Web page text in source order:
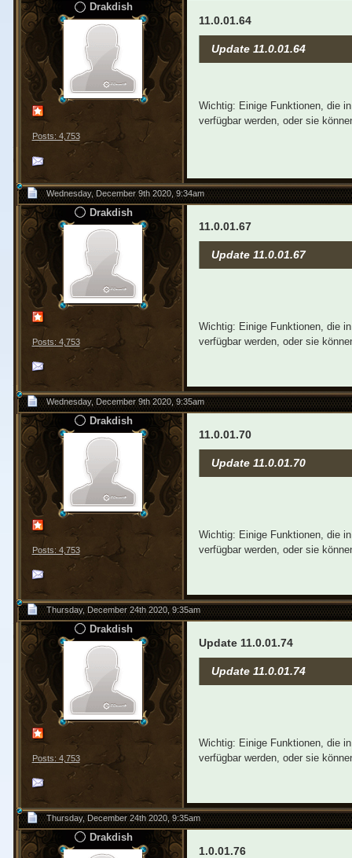
Drakdish
Posts: 4,753
11.0.01.64
Update 11.0.01.64
Wichtig: Einige Funktionen, die
verfügbar werden, oder sie
Wednesday, December 9th 2020, 9:34am
Drakdish
Posts: 4,753
11.0.01.67
Update 11.0.01.67
Wichtig: Einige Funktionen, die
verfügbar werden, oder sie
Wednesday, December 9th 2020, 9:35am
Drakdish
Posts: 4,753
11.0.01.70
Update 11.0.01.70
Wichtig: Einige Funktionen, die
verfügbar werden, oder sie
Thursday, December 24th 2020, 9:35am
Drakdish
Posts: 4,753
Update 11.0.01.74
Update 11.0.01.74
Wichtig: Einige Funktionen, die
verfügbar werden, oder sie
Thursday, December 24th 2020, 9:35am
Drakdish
1.0.01.76